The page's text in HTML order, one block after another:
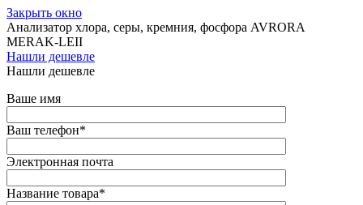
Закрыть окно
Анализатор хлора, серы, кремния, фосфора AVRORA
MERAK-LEII
Нашли дешевле
Нашли дешевле
Ваше имя
Ваш телефон*
Электронная почта
Название товара*